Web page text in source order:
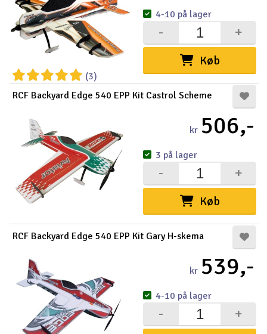
(3)
Køb
+
-
4-10 på lager
RCF Backyard Edge 540 EPP Kit Castrol Scheme
kr 506,-
Køb
+
-
3 på lager
RCF Backyard Edge 540 EPP Kit Gary H-skema
kr 539,-
+
-
4-10 på lager